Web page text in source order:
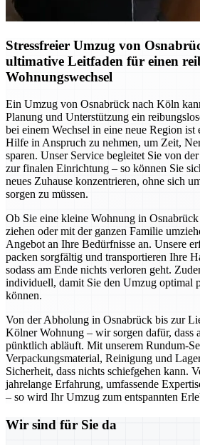
Stressfreier Umzug von
ultimative Leitfaden für einen
Wohnungswechsel
Ein Umzug von Osnabrück nach Köln
Planung und Unterstützung ein
bei einem Wechsel in eine neue Region
Hilfe in Anspruch zu nehmen, um Zeit,
sparen. Unser Service begleitet Sie von
zur finalen Einrichtung – so können Sie
neues Zuhause konzentrieren, ohne sich
sorgen zu müssen.
Ob Sie eine kleine Wohnung in
ziehen oder mit der ganzen Familie
Angebot an Ihre Bedürfnisse an. Unsere
packen sorgfältig und transportieren Ihre
sodass am Ende nichts verloren geht.
individuell, damit Sie den Umzug optimal
können.
Von der Abholung in Osnabrück bis zur
Kölner Wohnung – wir sorgen dafür, dass
pünktlich abläuft. Mit unserem Rundum-
Verpackungsmaterial, Reinigung und
Sicherheit, dass nichts schiefgehen kann.
jahrelange Erfahrung, umfassende
– so wird Ihr Umzug zum entspannten
Wir sind für Sie da